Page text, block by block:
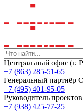
Центральный офис (г.
+7 (863) 285-51-65
Генеральный
+7 (495) 401-95-05
Руководитель
+7 (938) 425-77-25